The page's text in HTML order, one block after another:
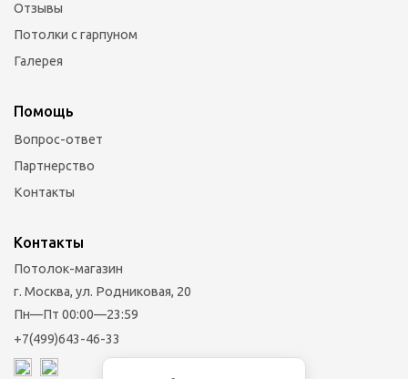
Отзывы
Потолки с гарпуном
Галерея
Помощь
Вопрос-ответ
Партнерство
Контакты
Контакты
Потолок-магазин
г. Москва, ул. Родниковая, 20
Пн—Пт 00:00—23:59
+7(499)643-46-33